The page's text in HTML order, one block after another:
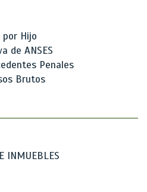
por Hijo
de ANSES
Penales
Brutos
INMUEBLES